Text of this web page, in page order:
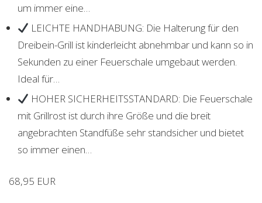
um immer eine…
LEICHTE HANDHABUNG: Die Halterung für den
Dreibein-Grill ist kinderleicht abnehmbar und kann so in
Sekunden zu einer Feuerschale umgebaut werden.
Ideal für…
HOHER SICHERHEITSSTANDARD: Die Feuerschale
mit Grillrost ist durch ihre Größe und die breit
angebrachten Standfüße sehr standsicher und bietet
so immer einen…
68,95 EUR